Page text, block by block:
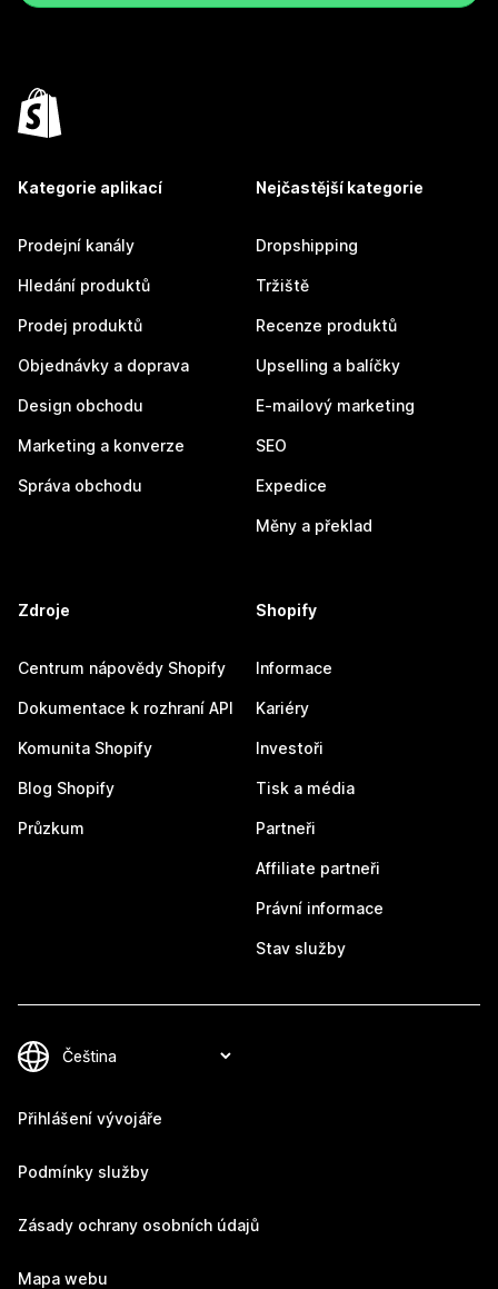
Kategorie aplikací
Prodejní kanály
Hledání produktů
Prodej produktů
Objednávky a doprava
Design obchodu
Marketing a konverze
Správa obchodu
Nejčastější kategorie
Dropshipping
Tržiště
Recenze produktů
Upselling a balíčky
E-mailový marketing
SEO
Expedice
Měny a překlad
Zdroje
Centrum nápovědy Shopify
Dokumentace k rozhraní API
Komunita Shopify
Blog Shopify
Průzkum
Shopify
Informace
Kariéry
Investoři
Tisk a média
Partneři
Affiliate partneři
Právní informace
Stav služby
Přihlášení vývojáře
Podmínky služby
Zásady ochrany osobních údajů
Mapa webu